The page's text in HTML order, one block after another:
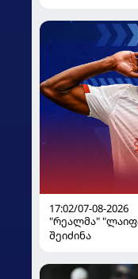
17:02/07-08-2026
"რეალმა"
შეიძინა